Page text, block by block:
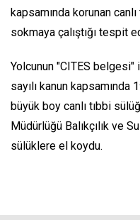
kapsamında korunan
sokmaya çalıştığı tespit
Yolcunun "CITES
sayılı kanun kapsamında
büyük boy canlı tıbbi
Müdürlüğü Balıkçılık ve
sülüklere el koydu.